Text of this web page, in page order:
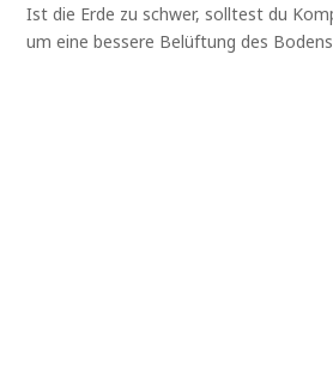
Ist die Erde zu schwer, solltest du
um eine bessere Belüftung des